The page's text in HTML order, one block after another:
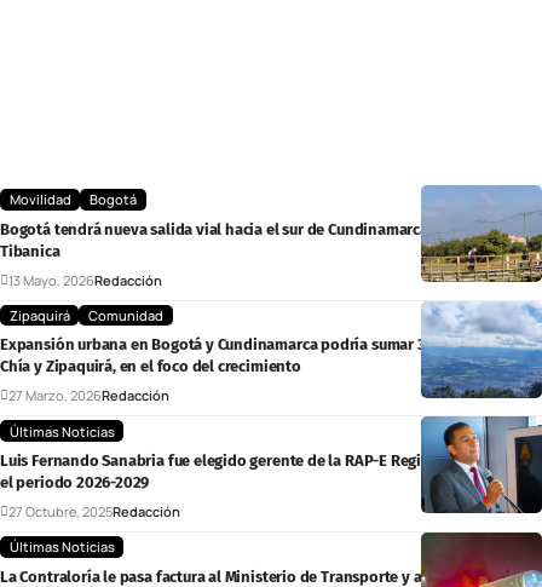
Movilidad
Bogotá
Bogotá tendrá nueva salida vial hacia el sur de Cundinamarca por el Puente
Tibanica
13 Mayo, 2026Redacción
Zipaquirá
Comunidad
Expansión urbana en Bogotá y Cundinamarca podría sumar 37 mil hectáreas:
Chía y Zipaquirá, en el foco del crecimiento
27 Marzo, 2026Redacción
Últimas Noticias
Luis Fernando Sanabria fue elegido gerente de la RAP-E Región Central para
el periodo 2026-2029
27 Octubre, 2025Redacción
Últimas Noticias
La Contraloría le pasa factura al Ministerio de Transporte y a la ANI por la